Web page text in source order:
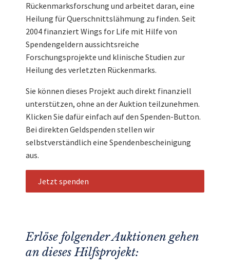
Rückenmarksforschung und arbeitet daran, eine
Heilung für Querschnittslähmung zu finden. Seit
2004 finanziert Wings for Life mit Hilfe von
Spendengeldern aussichtsreiche
Forschungsprojekte und klinische Studien zur
Heilung des verletzten Rückenmarks.
Sie können dieses Projekt auch direkt finanziell
unterstützen, ohne an der Auktion teilzunehmen.
Klicken Sie dafür einfach auf den Spenden-Button.
Bei direkten Geldspenden stellen wir
selbstverständlich eine Spendenbescheinigung
aus.
Jetzt spenden
Erlöse folgender Auktionen gehen
an dieses Hilfsprojekt: